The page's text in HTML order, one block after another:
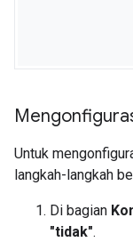
Untuk
langkah-langkah
Di bagian
"tidak".